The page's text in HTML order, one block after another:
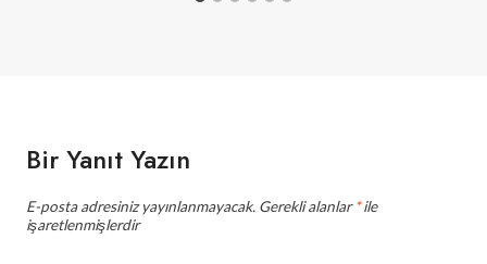
Bir Yanıt Yazın
E-posta adresiniz yayınlanmayacak. Gerekli alanlar*ile
işaretlenmişlerdir